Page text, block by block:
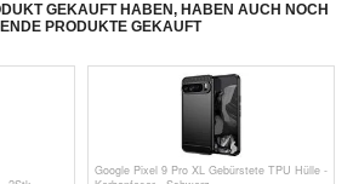
GEKAUFT HABEN, HABEN AUCH NOCH
PRODUKTE GEKAUFT
Google Pixel 9 Pro XL Gebürstete TPU Hülle -